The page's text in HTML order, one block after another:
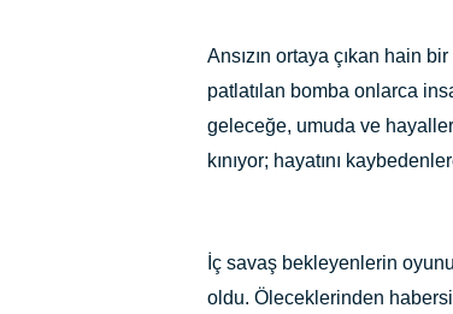
Ansızın ortaya çıkan hain
patlatılan bomba onlarca
geleceğe, umuda ve
kınıyor; hayatını
İç savaş bekleyenlerin
oldu. Öleceklerinden